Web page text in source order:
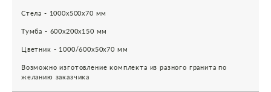
Стела - 1000х500х70 мм
Тумба - 600х200х150 мм
Цветник - 1000/600х50х70 мм
Возможно изготовление комплекта из разного гранита по
желанию заказчика